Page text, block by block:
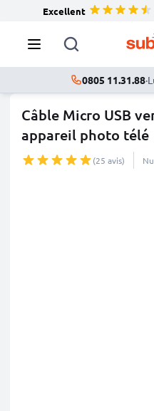
Excellent
0805 11.31.88·
Câble Micro USB
appareil photo télé
(25 avis)